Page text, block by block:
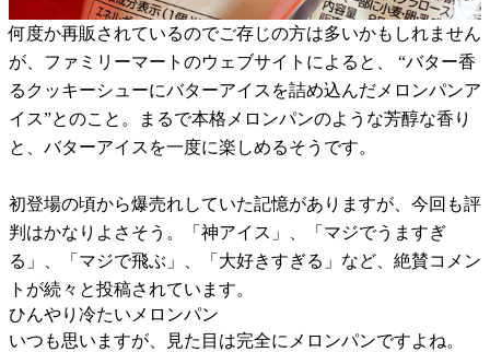
何度か再販されているのでご存じの方は多いかもしれません
が、ファミリーマートのウェブサイトによると、 “バター香
るクッキーシューにバターアイスを詰め込んだメロンパンア
イス”とのこと。まるで本格メロンパンのような芳醇な香り
と、バターアイスを一度に楽しめるそうです。
初登場の頃から爆売れしていた記憶がありますが、今回も評
判はかなりよさそう。「神アイス」、「マジでうますぎ
る」、「マジで飛ぶ」、「大好きすぎる」など、絶賛コメン
トが続々と投稿されています。
ひんやり冷たいメロンパン
いつも思いますが、見た目は完全にメロンパンですよね。